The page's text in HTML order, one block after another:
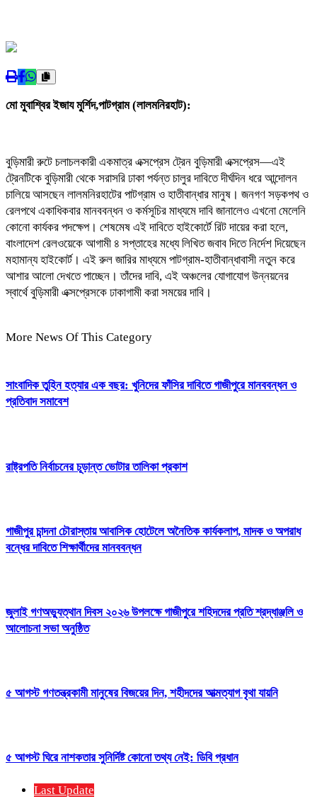
মো মুবাশ্বির ইজায মুর্শিদ,পাটগ্রাম (লালমনিরহাট):
বুড়িমারী রুটে চলাচলকারী একমাত্র এক্সপ্রেস ট্রেন বুড়িমারী এক্সপ্রেস—এই
ট্রেনটিকে বুড়িমারী থেকে সরাসরি ঢাকা পর্যন্ত চালুর দাবিতে দীর্ঘদিন ধরে আন্দোলন
চালিয়ে আসছেন লালমনিরহাটের পাটগ্রাম ও হাতীবান্ধার মানুষ। জনগণ সড়কপথ ও
রেলপথে একাধিকবার মানববন্ধন ও কর্মসূচির মাধ্যমে দাবি জানালেও এখনো মেলেনি
কোনো কার্যকর পদক্ষেপ। শেষমেষ এই দাবিতে হাইকোর্টে রিট দায়ের করা হলে,
বাংলাদেশ রেলওয়েকে আগামী ৪ সপ্তাহের মধ্যে লিখিত জবাব দিতে নির্দেশ দিয়েছেন
মহামান্য হাইকোর্ট। এই রুল জারির মাধ্যমে পাটগ্রাম-হাতীবান্ধাবাসী নতুন করে
আশার আলো দেখতে পাচ্ছেন। তাঁদের দাবি, এই অঞ্চলের যোগাযোগ উন্নয়নের
স্বার্থে বুড়িমারী এক্সপ্রেসকে ঢাকাগামী করা সময়ের দাবি।
More News Of This Category
সাংবাদিক তুহিন হত্যার এক বছর: খুনিদের ফাঁসির দাবিতে গাজীপুরে মানববন্ধন ও
প্রতিবাদ সমাবেশ
রাষ্ট্রপতি নির্বাচনের চূড়ান্ত ভোটার তালিকা প্রকাশ
গাজীপুর চান্দনা চৌরাস্তায় আবাসিক হোটেলে অনৈতিক কার্যকলাপ, মাদক ও অপরাধ
বন্ধের দাবিতে শিক্ষার্থীদের মানববন্ধন
জুলাই গণঅভ্যুত্থান দিবস ২০২৬ উপলক্ষে গাজীপুরে শহিদদের প্রতি শ্রদ্ধাঞ্জলি ও
আলোচনা সভা অনুষ্ঠিত
৫ আগস্ট গণতন্ত্রকামী মানুষের বিজয়ের দিন, শহীদদের আত্মত্যাগ বৃথা যায়নি
৫ আগস্ট ঘিরে নাশকতার সুনির্দিষ্ট কোনো তথ্য নেই: ডিবি প্রধান
Last Update